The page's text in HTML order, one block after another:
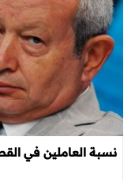
نسبة العاملين في القطاع